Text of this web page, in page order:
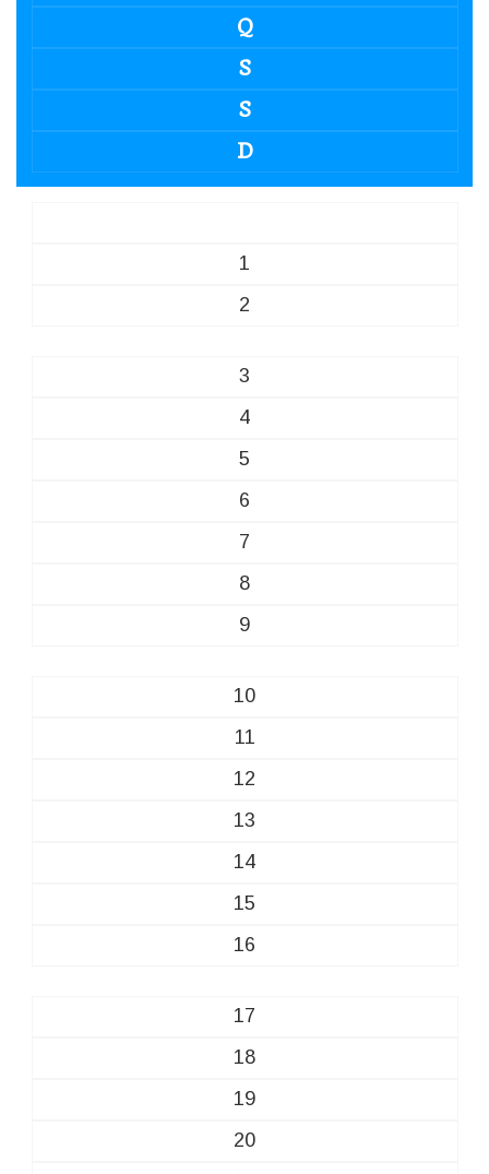
Q
S
S
D
1
2
3
4
5
6
7
8
9
10
11
12
13
14
15
16
17
18
19
20